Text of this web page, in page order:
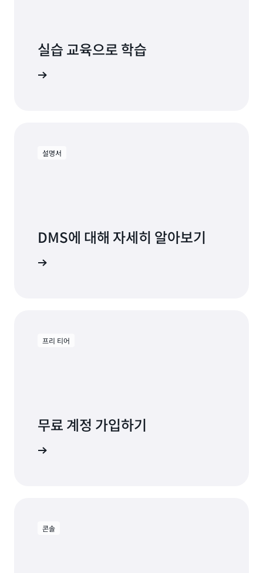
실습 교육으로 학습
설명서
DMS에 대해 자세히 알아보기
프리 티어
무료 계정 가입하기
콘솔